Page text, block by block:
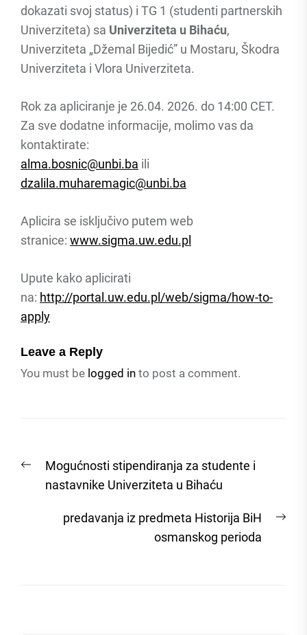
dokazati svoj status) i TG 1 (studenti partnerskih
Univerziteta) sa Univerziteta u Bihaću,
Univerziteta „Džemal Bijedić” u Mostaru, Škodra
Univerziteta i Vlora Univerziteta.
Rok za apliciranje je 26.04. 2026. do 14:00 CET.
Za sve dodatne informacije, molimo vas da
kontaktirate:
alma.bosnic@unbi.ba ili
dzalila.muharemagic@unbi.ba
Aplicira se isključivo putem web
stranice: www.sigma.uw.edu.pl
Upute kako aplicirati
na: http://portal.uw.edu.pl/web/sigma/how-to-
apply
Leave a Reply
You must be logged in to post a comment.
navigation
Previous
post:
Mogućnosti stipendiranja za studente i
nastavnike Univerziteta u Bihaću
predavanja iz predmeta Historija BiH
osmanskog perioda